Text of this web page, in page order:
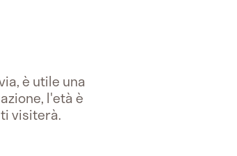
è utile una
l'età è
visiterà.